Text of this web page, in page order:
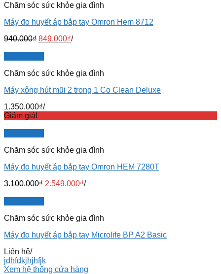
Chăm sóc sức khỏe gia đình
Máy đo huyết áp bắp tay Omron Hem 8712
940.000₫ 849.000₫/
Chăm sóc sức khỏe gia đình
Máy xông hút mũi 2 trong 1 Co Clean Deluxe
1.350.000₫/
Giảm giá!
Chăm sóc sức khỏe gia đình
Máy đo huyết áp bắp tay Omron HEM 7280T
3.100.000₫ 2.549.000₫/
Chăm sóc sức khỏe gia đình
Máy đo huyết áp bắp tay Microlife BP A2 Basic
Liên hệ/
jdhfdkjhjhfjk
Xem hệ thống cửa hàng